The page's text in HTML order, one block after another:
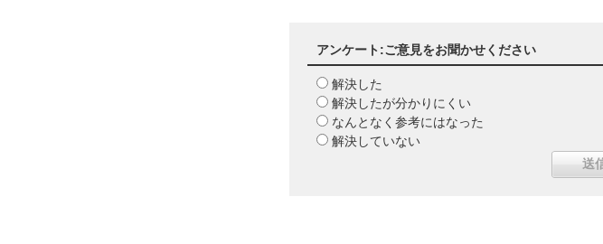
アンケート:ご意見をお聞かせください
解決した
解決したが分かりにくい
なんとなく参考にはなった
解決していない